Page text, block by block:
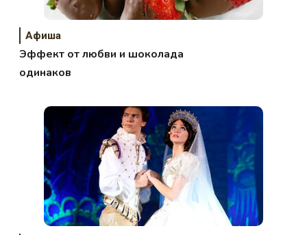
Афиша
Эффект от любви и шоколада
одинаков